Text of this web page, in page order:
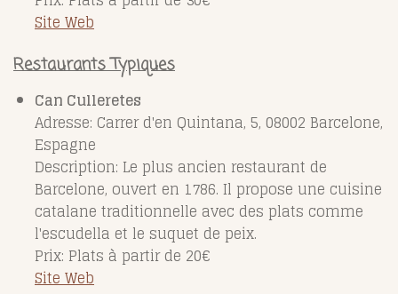
Site Web
Restaurants Typiques
Can Culleretes
Adresse: Carrer d'en Quintana, 5, 08002 Barcelone,
Espagne
Description: Le plus ancien restaurant de
Barcelone, ouvert en 1786. Il propose une cuisine
catalane traditionnelle avec des plats comme
l'escudella et le suquet de peix.
Prix: Plats à partir de 20€
Site Web